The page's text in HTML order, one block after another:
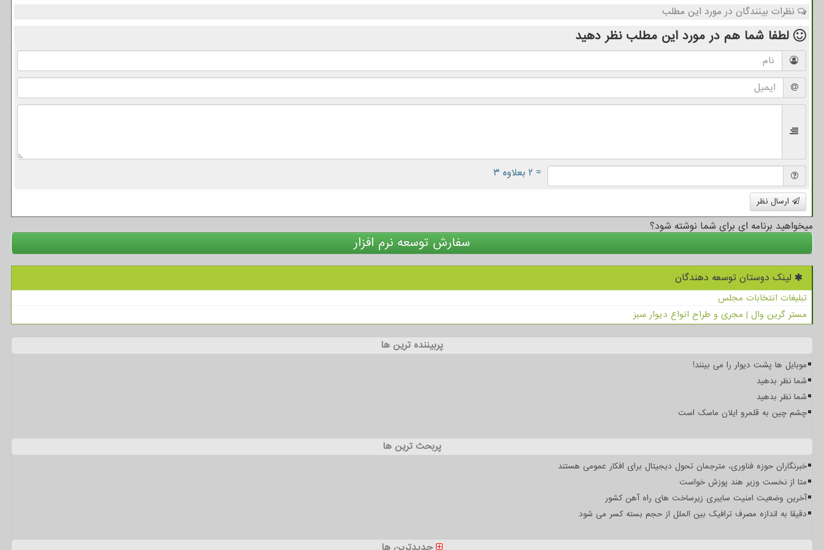
نظرات بینندگان در مورد این مطلب
لطفا شما هم در مورد این مطلب نظر دهید
= ۲ بعلاوه ۳
ارسال نظر
میخواهید برنامه ای برای شما نوشته شود؟
سفارش توسعه نرم افزار
لینک دوستان توسعه دهندگان
تبلیغات انتخابات مجلس
مستر گرین وال | مجری و طراح انواع دیوار سبز
پربیننده ترین ها
موبایل ها پشت دیوار را می بینند!
شما نظر بدهید
شما نظر بدهید
چشم چین به قلمرو ایلان ماسک است
پربحث ترین ها
خبرنگاران حوزه فناوری، مترجمان تحول دیجیتال برای افکار عمومی هستند
متا از نخست وزیر هند پوزش خواست
آخرین وضعیت امنیت سایبری زیرساخت های راه آهن کشور
دقیقا به اندازه مصرف ترافیک بین الملل از حجم بسته کسر می شود